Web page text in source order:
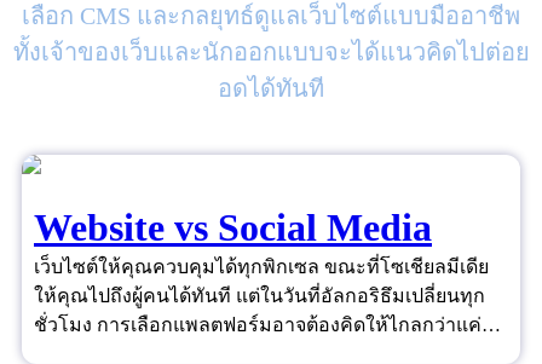
เลือก CMS และกลยุทธ์ดูแลเว็บไซต์แบบมืออาชีพ
ทั้งเจ้าของเว็บและนักออกแบบจะได้แนวคิดไปต่อย
อดได้ทันที
Website vs Social Media
เว็บไซต์ให้คุณควบคุมได้ทุกพิกเซล ขณะที่โซเชียลมีเดีย
ให้คุณไปถึงผู้คนได้ทันที แต่ในวันที่อัลกอริธึมเปลี่ยนทุก
ชั่วโมง การเลือกแพลตฟอร์มอาจต้องคิดให้ไกลกว่าแค่